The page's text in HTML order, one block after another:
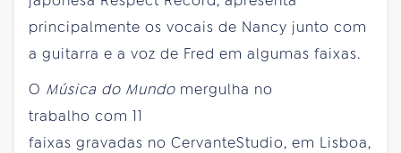
principalmente os vocais de Nancy junto com
a guitarra e a voz de Fred em algumas faixas.
O Música do Mundo mergulha no
trabalho com 11
faixas gravadas no CervanteStudio, em Lisboa,